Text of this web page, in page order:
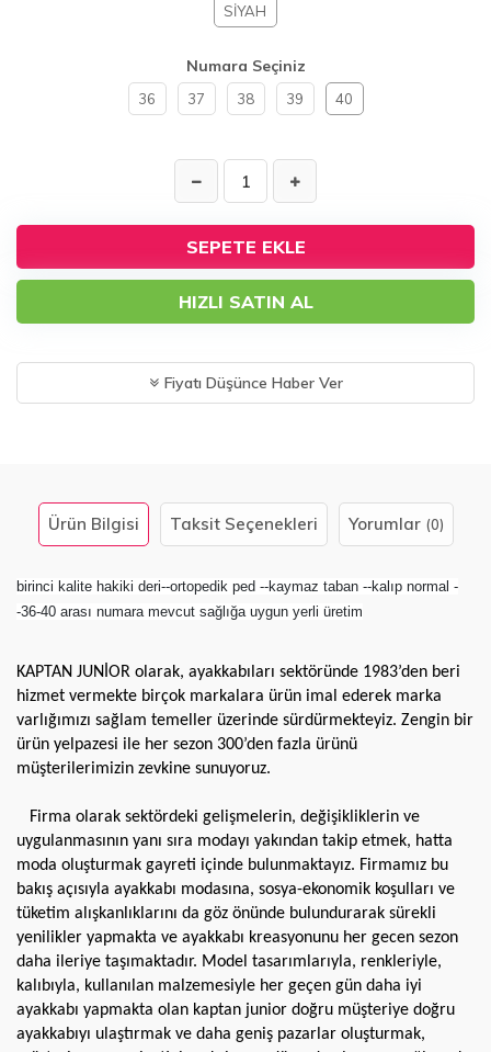
SİYAH
Numara Seçiniz
36 37 38 39 40
SEPETE EKLE
HIZLI SATIN AL
Fiyatı Düşünce Haber Ver
Ürün Bilgisi Taksit Seçenekleri Yorumlar (0)
birinci kalite hakiki deri--ortopedik ped --kaymaz taban --kalıp normal -
-36-40 arası numara mevcut sağlığa uygun yerli üretim
KAPTAN JUNİOR olarak, ayakkabıları sektöründe 1983’den beri
hizmet vermekte birçok markalara ürün imal ederek marka
varlığımızı sağlam temeller üzerinde sürdürmekteyiz. Zengin bir
ürün yelpazesi ile her sezon 300’den fazla ürünü
müşterilerimizin zevkine sunuyoruz.
Firma olarak sektördeki gelişmelerin, değişikliklerin ve
uygulanmasının yanı sıra modayı yakından takip etmek, hatta
moda oluşturmak gayreti içinde bulunmaktayız. Firmamız bu
bakış açısıyla ayakkabı modasına, sosya-ekonomik koşulları ve
tüketim alışkanlıklarını da göz önünde bulundurarak sürekli
yenilikler yapmakta ve ayakkabı kreasyonunu her gecen sezon
daha ileriye taşımaktadır. Model tasarımlarıyla, renkleriyle,
kalıbıyla, kullanılan malzemesiyle her geçen gün daha iyi
ayakkabı yapmakta olan kaptan junior doğru müşteriye doğru
ayakkabıyı ulaştırmak ve daha geniş pazarlar oluşturmak,